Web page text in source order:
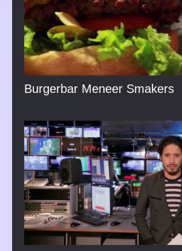
Burgerbar Meneer Smakers